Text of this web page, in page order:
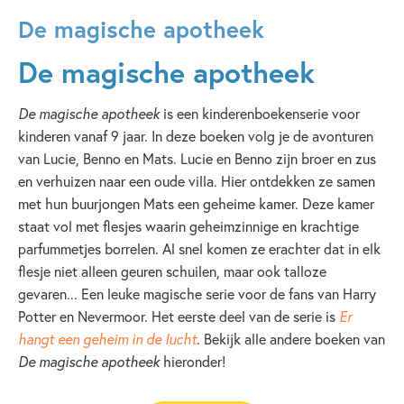
De magische apotheek
De magische apotheek
De magische apotheekis een kinderenboekenserie voor
kinderen vanaf 9 jaar. In deze boeken volg je de avonturen
van Lucie, Benno en Mats. Lucie en Benno zijn broer en zus
en verhuizen naar een oude villa. Hier ontdekken ze samen
met hun buurjongen Mats een geheime kamer. Deze kamer
staat vol met flesjes waarin geheimzinnige en krachtige
parfummetjes borrelen. Al snel komen ze erachter dat in elk
flesje niet alleen geuren schuilen, maar ook talloze
gevaren... Een leuke magische serie voor de fans van Harry
Potter en Nevermoor. Het eerste deel van de serie is Er
hangt een geheim in de lucht. Bekijk alle andere boeken van
De magische apotheekhieronder!